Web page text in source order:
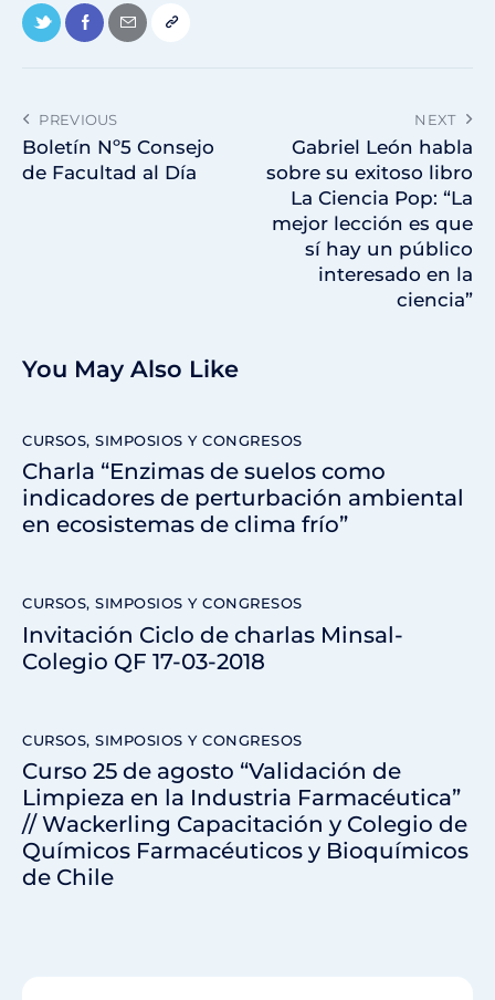
PREVIOUS
Boletín Nº5 Consejo
de Facultad al Día
NEXT
Gabriel León habla
sobre su exitoso libro
La Ciencia Pop: “La
mejor lección es que
sí hay un público
interesado en la
ciencia”
You May Also Like
CURSOS, SIMPOSIOS Y CONGRESOS
Charla “Enzimas de suelos como
indicadores de perturbación ambiental
en ecosistemas de clima frío”
CURSOS, SIMPOSIOS Y CONGRESOS
Invitación Ciclo de charlas Minsal-
Colegio QF 17-03-2018
CURSOS, SIMPOSIOS Y CONGRESOS
Curso 25 de agosto “Validación de
Limpieza en la Industria Farmacéutica”
// Wackerling Capacitación y Colegio de
Químicos Farmacéuticos y Bioquímicos
de Chile